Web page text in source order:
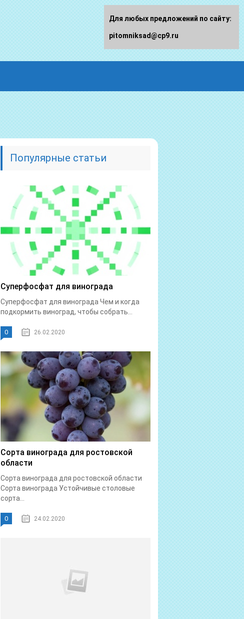
Популярные статьи
Суперфосфат для винограда
Суперфосфат для винограда Чем и когда
подкормить виноград, чтобы собрать...
0 26.02.2020
Сорта винограда для ростовской
области
Сорта винограда для ростовской области
Сорта винограда Устойчивые столовые
сорта...
0 24.02.2020
Для любых предложений по сайту:
pitomniksad@cp9.ru